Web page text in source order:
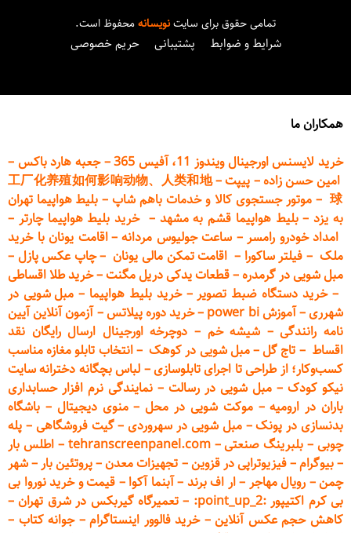
تمامی حقوق برای سایتنویسانهمحفوظ است.
شرایط و ضوابط پشتیبانی حریم خصوصی
همکاران ما
خرید لایسنس اورجینال ویندوز 11، آفیس 365
–جعبه هارد باکس –
امین حسن زاده– پیپت–
工厂化养殖如何影响动物、人类和地
球
– موتور جستجوی کالا و خدمات باهم شاپ– بلیط هواپیما تهران
به یزد–بلیط هواپیما قشم به مشهد –خرید بلیط هواپیما چارتر –
امداد خودرو رامسر– ساعت جولیوس مردانه–اقامت یونان با خرید
ملک – فیلتر ساکورا – اقامت تمکن مالی یونان –چاپ عکس پازل –
مبل شویی در گرمدره–قطعاتیدکی دریل مگنت–خرید طلا اقساطی
–خرید دستگاه ضبط تصویر–خرید بلیط هواپیما –مبل شویی در
شهرری–آموزش power bi –خرید دورهپیلاتس–آزمون آنلاین آیین
نامه رانندگی– شیشه خم – دوچرخه اورجینال ارسال رایگان نقد
اقساط – تاج گل–مبل شویی در کوهک–انتخاب تابلو مغازه مناسب
کسب‌وکار؛ از طراحی تا اجرای تابلوسازی– لباس بچگانه دخترانه سایت
نیکو کودک – مبل شویی در رسالت – نمایندگی نرم افزار حسابداری
باران در ارومیه–موکت شویی در محل–منوی دیجیتال – باشگاه
بدنسازی در پونک–مبل شویی در سهروردی–گیت فروشگاهی – پله
چوبی – بلبرینگ صنعتی–
tehranscreenpanel.com
–اطلس بار
–بیوگرام–فیزیوتراپی در قزوین– تجهیزات معدن–پروتئین بار–شهر
چمن– رویال مهاجر –ار اف برند –آبنما آکوا – قیمت و خرید نوروا بی
بی کرم اکتیپور :point_up_2:
– تعمیرگاه گیربکس در شرق تهران–
کاهش حجم عکس آنلاین–خرید فالوور اینستاگرام–جوانه کتاب –